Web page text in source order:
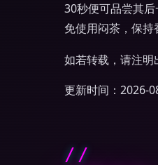
30秒便可品尝其
免使用闷茶，保持
如若转载，请注
更新时间：2026-